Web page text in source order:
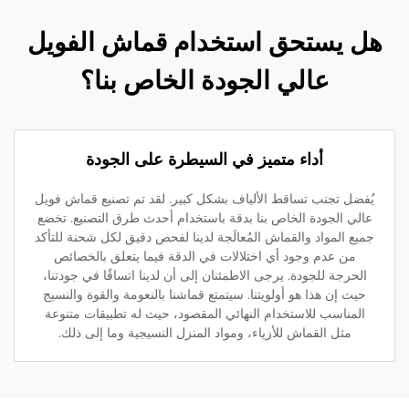
هل يستحق استخدام قماش الفويل
عالي الجودة الخاص بنا؟
أداء متميز في السيطرة على الجودة
يُفضل تجنب تساقط الألياف بشكل كبير. لقد تم تصنيع قماش فويل
عالي الجودة الخاص بنا بدقة باستخدام أحدث طرق التصنيع. تخضع
جميع المواد والقماش المُعالَجة لدينا لفحص دقيق لكل شحنة للتأكد
من عدم وجود أي اختلالات في الدقة فيما يتعلق بالخصائص
الحرجة للجودة. يرجى الاطمئنان إلى أن لدينا اتساقًا في جودتنا،
حيث إن هذا هو أولويتنا. سيتمتع قماشنا بالنعومة والقوة والنسيج
المناسب للاستخدام النهائي المقصود، حيث له تطبيقات متنوعة
مثل القماش للأزياء، ومواد المنزل النسيجية وما إلى ذلك.